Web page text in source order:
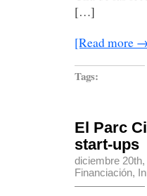
[…]
[Read more
Tags:
El Parc
start-ups
diciembre 20th,
Financiación,